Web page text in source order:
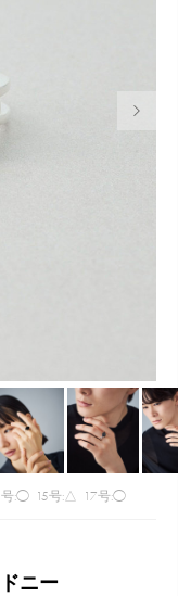
号:◯ 15号:△ 17号:◯
ニー